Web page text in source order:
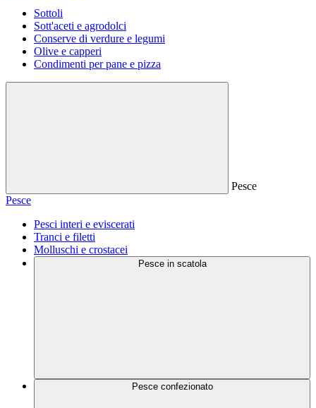
Sottoli
Sott'aceti e agrodolci
Conserve di verdure e legumi
Olive e capperi
Condimenti per pane e pizza
Pesce
Pesce
Pesci interi e eviscerati
Tranci e filetti
Molluschi e crostacei
Pesce in scatola
Pesce confezionato